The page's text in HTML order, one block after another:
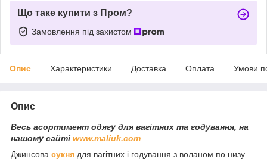
Що таке купити з Пром?
Замовлення під захистом
Опис Характеристики Доставка Оплата Умови
Опис
Весь асортимент одягу для вагітних та годування, на
нашому сайті www.maliuk.com
Джинсова сукня для вагітних і годування з воланом по низу.